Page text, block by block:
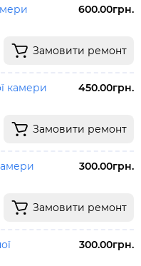
600.00грн.
Замовити ремонт
камери
450.00грн.
Замовити ремонт
300.00грн.
Замовити ремонт
300.00грн.